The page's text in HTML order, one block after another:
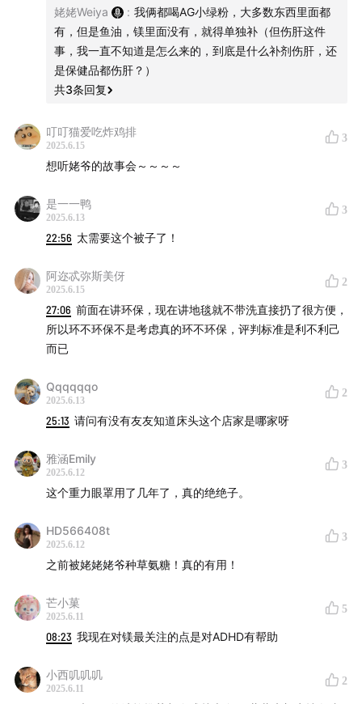
贵有贵的道理的电风扇（到底多好啊三千块钱）
姥姥Weiya
: 我俩都喝AG小绿粉，大多数东西里面都
有，但是鱼油，镁里面没有，就得单独补（但伤肝这件
事，我一直不知道是怎么来的，到底是什么补剂伤肝，还
是保健品都伤肝？）
共3条回复
叮叮猫爱吃炸鸡排
2025.6.15
3
想听姥爷的故事会～～～～
是一一鸭
2025.6.13
3
22:56 太需要这个被子了！
阿迩忒弥斯美伢
2025.6.15
2
27:06 前面在讲环保，现在讲地毯就不带洗直接扔了很方便，
所以环不环保不是考虑真的环不环保，评判标准是利不利己
而已
Qqqqqqo
2025.6.13
2
25:13 请问有没有友友知道床头这个店家是哪家呀
雅涵Emily
2025.6.12
3
这个重力眼罩用了几年了，真的绝绝子。
HD566408t
2025.6.12
3
之前被姥姥姥爷种草氨糖！真的有用！
芒小菓
2025.6.11
5
08:23 我现在对镁最关注的点是对ADHD有帮助
小西叽叽叽
2025.6.11
2